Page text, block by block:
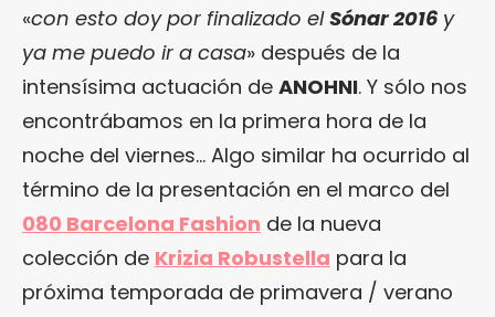
«con esto doy por finalizado elSónar 2016 y
ya me puedo ir a casa» después de la
intensísima actuación de ANOHNI. Y sólo nos
encontrábamos en la primera hora de la
noche del viernes… Algo similar ha ocurrido al
término de la presentación en el marco del
080 Barcelona Fashion de la nueva
colección de Krizia Robustella para la
próxima temporada de primavera / verano